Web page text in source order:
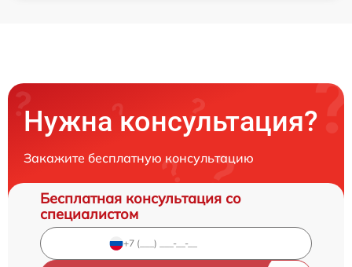
Нужна консультация?
Закажите бесплатную консультацию
Бесплатная консультация со
специалистом